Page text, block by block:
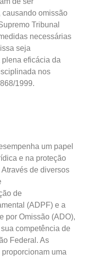
causando omissão
Tribunal
necessárias
seja
eficácia da
nos
1999.
um papel
e na proteção
de diversos
de
(ADPF) e a
por Omissão (ADO),
competência de
Federal. As
uma